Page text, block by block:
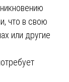
что в свою
или другие